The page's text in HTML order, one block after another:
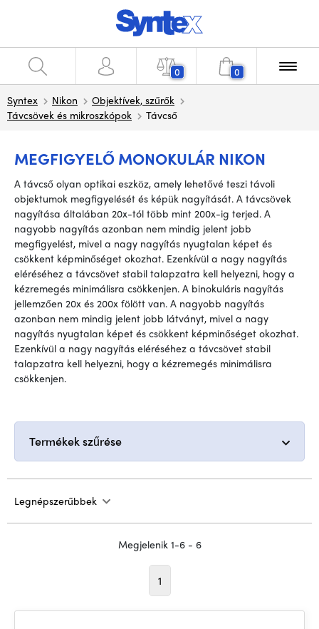
0 0
Syntex Nikon
Objektívek, szűrők
Távcsövek és mikroszkópok
Távcső
MEGFIGYELŐ MONOKULÁR NIKON
A távcső olyan optikai eszköz, amely lehetővé teszi távoli
objektumok megfigyelését és képük nagyítását. A távcsövek
nagyítása általában 20x-tól több mint 200x-ig terjed. A
nagyobb nagyítás azonban nem mindig jelent jobb
megfigyelést, mivel a nagy nagyítás nyugtalan képet és
csökkent képminőséget okozhat. Ezenkívül a nagy nagyítás
eléréséhez a távcsövet stabil talapzatra kell helyezni, hogy a
kézremegés minimálisra csökkenjen. A binokuláris nagyítás
jellemzően 20x és 200x fölött van. A nagyobb nagyítás
azonban nem mindig jelent jobb látványt, mivel a nagy
nagyítás nyugtalan képet és csökkent képminőséget okozhat.
Ezenkívül a nagy nagyítás eléréséhez a távcsövet stabil
talapzatra kell helyezni, hogy a kézremegés minimálisra
csökkenjen.
Termékek szűrése
Legnépszerűbbek
Megjelenik 1-6 - 6
1